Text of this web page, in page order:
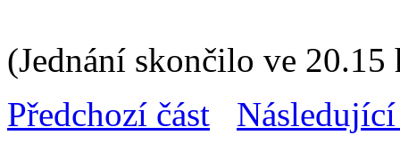
(Jednání skončilo ve 20.15
Předchozí část
Následující